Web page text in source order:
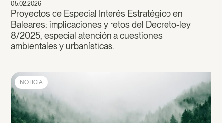
05.02.2026
Proyectos de Especial Interés Estratégico en
Baleares: implicaciones y retos del Decreto-ley
8/2025, especial atención a cuestiones
ambientales y urbanísticas.
NOTICIA